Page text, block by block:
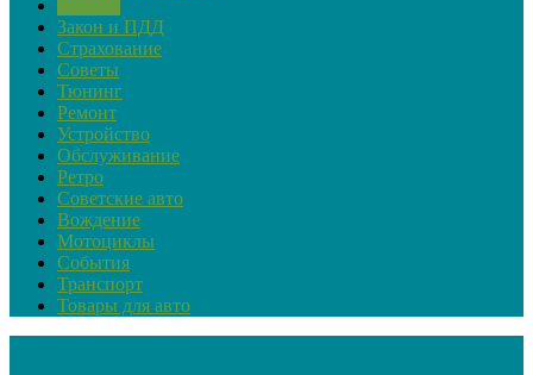
Закон и ПДД
Страхование
Советы
Тюнинг
Ремонт
Устройство
Обслуживание
Ретро
Советские авто
Вождение
Мотоциклы
События
Транспорт
Товары для авто